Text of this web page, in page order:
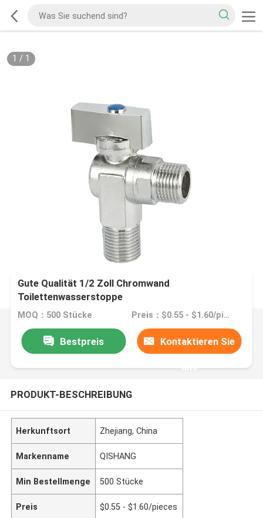
1 / 1
Gute Qualität 1/2 Zoll Chromwand
Toilettenwasserstoppe
MOQ：500 Stücke Preis：$0.55 - $1.60/pieces
Bestpreis Kontaktieren Sie
uns
PRODUKT-BESCHREIBUNG
Herkunftsort Zhejiang, China
Markenname QISHANG
Min Bestellmenge 500 Stücke
Preis $0.55 - $1.60/pieces